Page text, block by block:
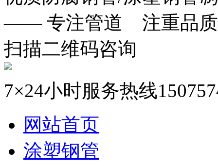
—— 专注管道 注重品
扫描二维码咨询
7×24小时服务热线
网站首页
涂塑钢管